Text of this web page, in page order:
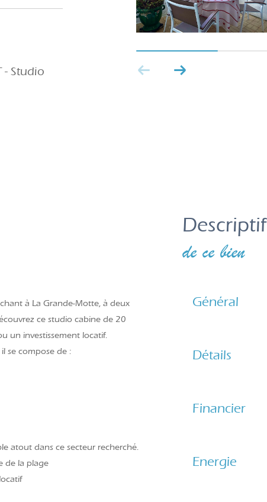
- Studio
à La Grande-Motte, à deux
ce studio cabine de 20
un investissement locatif.
se compose de :
atout dans ce secteur recherché.
de la plage
descriptif
de ce bien
Général
Détails
Financier
Energie